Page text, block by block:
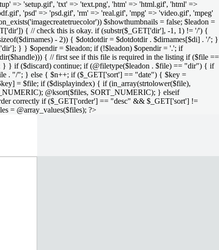
=> 'setup.gif', 'txt' => 'text.png', 'htm' => 'html.gif', 'html' =>
'psd' => 'psd.gif', 'rm' => 'real.gif', 'mpg' => 'video.gif', 'mpeg'
$showthumbnails = false; $leadon =
{ // check this is okay. if (substr($_GET['dir'], -1, 1) != '/') {
- 2)) { $dotdotdir = $dotdotdir . $dirnames[$di] . '/'; }
} } $opendir = $leadon; if (!$leadon) $opendir = '.'; if
{ // first see if this file is required in the listing if ($file ==
} } if ($discard) continue; if (@filetype($leadon . $file) == "dir") { if
. "/"; } else { $n++; if ($_GET['sort'] == "date") { $key =
= $file; if ($displayindex) { if (in_array(strtolower($file),
@ksort($files, SORT_NUMERIC); } elseif
correctly if ($_GET['order'] == "desc" && $_GET['sort'] !=
= @array_values($files); ?>